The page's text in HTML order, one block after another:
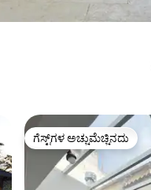
ಗೆಸ್ಟ್‌ಗಳ ಅಚ್ಚುಮೆಚ್ಚಿನದು
ಗೆಸ್ಟ್‌ಗಳ ಅಚ್ಚುಮೆಚ್ಚಿನದು